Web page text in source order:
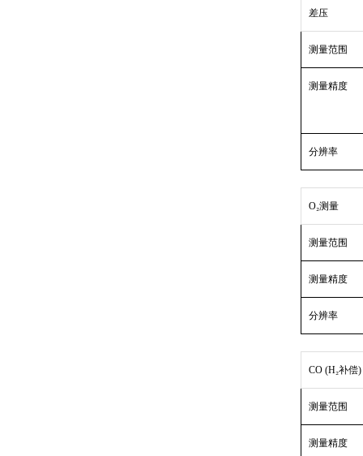
差压
测量范围
测量精度
分辨率
O₂测量
测量范围
测量精度
分辨率
CO (H₂补偿)
测量范围
测量精度